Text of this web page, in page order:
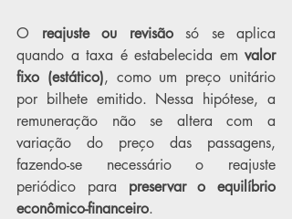
O reajuste ou revisão só se aplica
quando a taxa é estabelecida em valor
fixo (estático), como um preço unitário
por bilhete emitido. Nessa hipótese, a
remuneração não se altera com a
variação do preço das passagens,
fazendo-se necessário o reajuste
periódico para preservar o equilíbrio
econômico-financeiro.